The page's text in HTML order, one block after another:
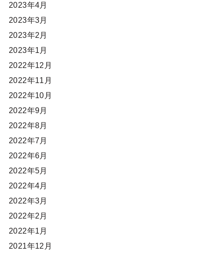
2023年4月
2023年3月
2023年2月
2023年1月
2022年12月
2022年11月
2022年10月
2022年9月
2022年8月
2022年7月
2022年6月
2022年5月
2022年4月
2022年3月
2022年2月
2022年1月
2021年12月